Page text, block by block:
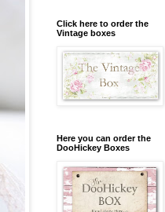
Click here to order the
Vintage boxes
Here you can order the
DooHickey Boxes